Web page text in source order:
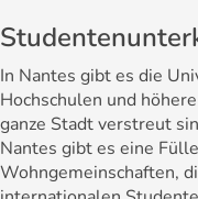
In Nantes gibt es die
Hochschulen und
ganze Stadt verstreut
Nantes gibt es eine
Wohngemeinschaften,